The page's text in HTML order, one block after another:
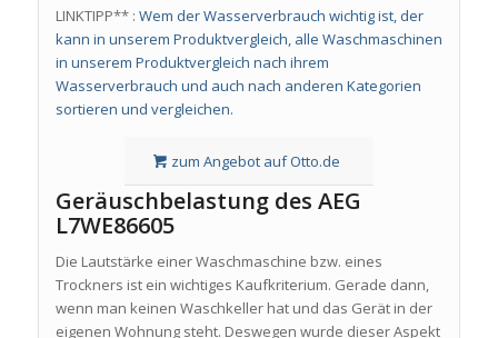
LINKTIPP** : Wem der Wasserverbrauch wichtig ist, der
kann in unserem Produktvergleich, alle Waschmaschinen
in unserem Produktvergleich nach ihrem
Wasserverbrauch und auch nach anderen Kategorien
sortieren und vergleichen.
zum Angebot auf Otto.de
Geräuschbelastung des AEG
L7WE86605
Die Lautstärke einer Waschmaschine bzw. eines
Trockners ist ein wichtiges Kaufkriterium. Gerade dann,
wenn man keinen Waschkeller hat und das Gerät in der
eigenen Wohnung steht. Deswegen wurde dieser Aspekt